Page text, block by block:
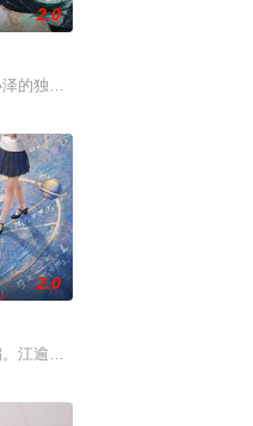
成长的道路上，经历
绝境中步步破局，与“醋精”少爷
诬陷私通的世家名媛小姐傅庭
2.0
的独家连载漫画《吾凰在上》。
深深联结。两人
的“无用之人”；共享同一具躯体的
少帅许又安与昆曲名伶荣筱楠
2.0
江逾白长大以后，林知夏忽然对